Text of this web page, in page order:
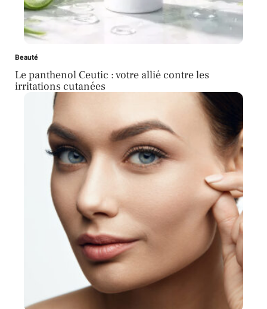
Beauté
Le panthenol Ceutic : votre allié contre les
irritations cutanées